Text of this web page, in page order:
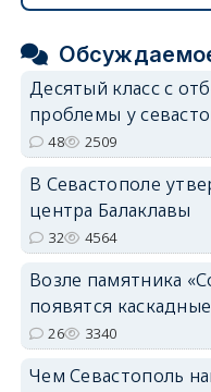
Десятый класс с
проблемы у
48 2509
В Севастополе
центра Балаклавы
32 4564
Возле памятника
появятся
26 3340
Чем Севастополь